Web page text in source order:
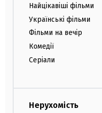
Найцікавіші фільми
Українські фільми
Фільми на вечір
Комедії
Серіали
Нерухомість